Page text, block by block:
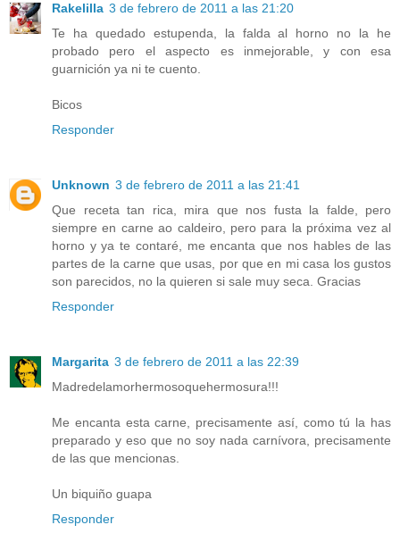
Rakelilla 3 de febrero de 2011 a las 21:20
Te ha quedado estupenda, la falda al horno no la he
probado pero el aspecto es inmejorable, y con esa
guarnición ya ni te cuento.
Bicos
Responder
Unknown 3 de febrero de 2011 a las 21:41
Que receta tan rica, mira que nos fusta la falde, pero
siempre en carne ao caldeiro, pero para la próxima vez al
horno y ya te contaré, me encanta que nos hables de las
partes de la carne que usas, por que en mi casa los gustos
son parecidos, no la quieren si sale muy seca. Gracias
Responder
Margarita 3 de febrero de 2011 a las 22:39
Madredelamorhermosoquehermosura!!!
Me encanta esta carne, precisamente así, como tú la has
preparado y eso que no soy nada carnívora, precisamente
de las que mencionas.
Un biquiño guapa
Responder